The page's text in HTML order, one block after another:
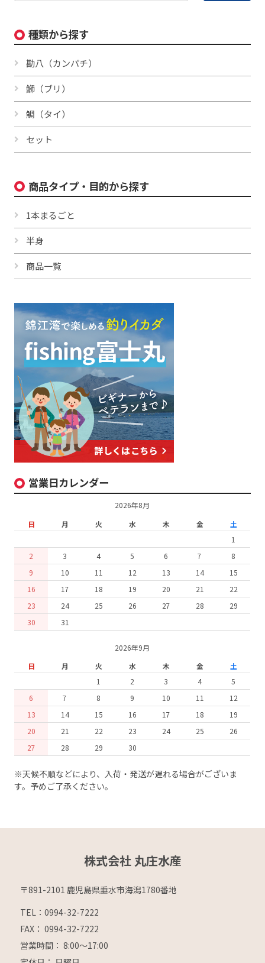
種類から探す
勘八（カンパチ）
鰤（ブリ）
鯛（タイ）
セット
商品タイプ・目的から探す
1本まるごと
半身
商品一覧
営業日カレンダー
2026年8月
日
月 火 水 木 金
土
1
2
3 4 5 6 7
8
9
10 11 12 13 14
15
16
17 18 19 20 21
22
23
24 25 26 27 28
29
30
31
2026年9月
日
月 火 水 木 金
土
1
2 3 4
5
6
7 8 9 10 11
12
13
14 15 16 17 18
19
20
21 22 23 24 25
26
27
28 29 30
※天候不順などにより、入荷・発送が遅れる場合がございま
す。予めご了承ください。
株式会社 丸庄水産
〒891-2101 鹿児島県垂水市海潟1780番地
TEL：0994-32-7222
FAX： 0994-32-7222
営業時間： 8:00～17:00